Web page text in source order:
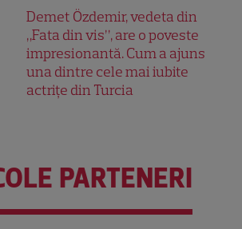
Demet Özdemir, vedeta din
„Fata din vis”, are o poveste
impresionantă. Cum a ajuns
una dintre cele mai iubite
actrițe din Turcia
PARTENERI